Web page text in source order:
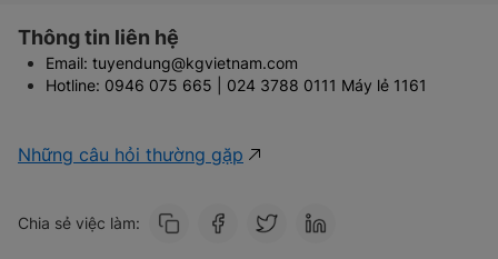
Thông tin liên hệ
Email: tuyendung@kgvietnam.com
Hotline: 0946 075 665 | 024 3788 0111 Máy lẻ 1161
Những câu hỏi thường gặp
Chia sẻ việc làm: